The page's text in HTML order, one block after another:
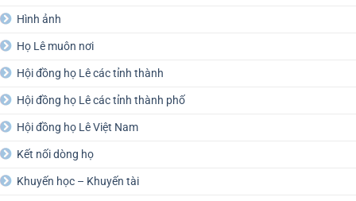
Hình ảnh
Họ Lê muôn nơi
Hội đồng họ Lê các tỉnh thành
Hội đồng họ Lê các tỉnh thành phố
Hội đồng họ Lê Việt Nam
Kết nối dòng họ
Khuyến học – Khuyến tài